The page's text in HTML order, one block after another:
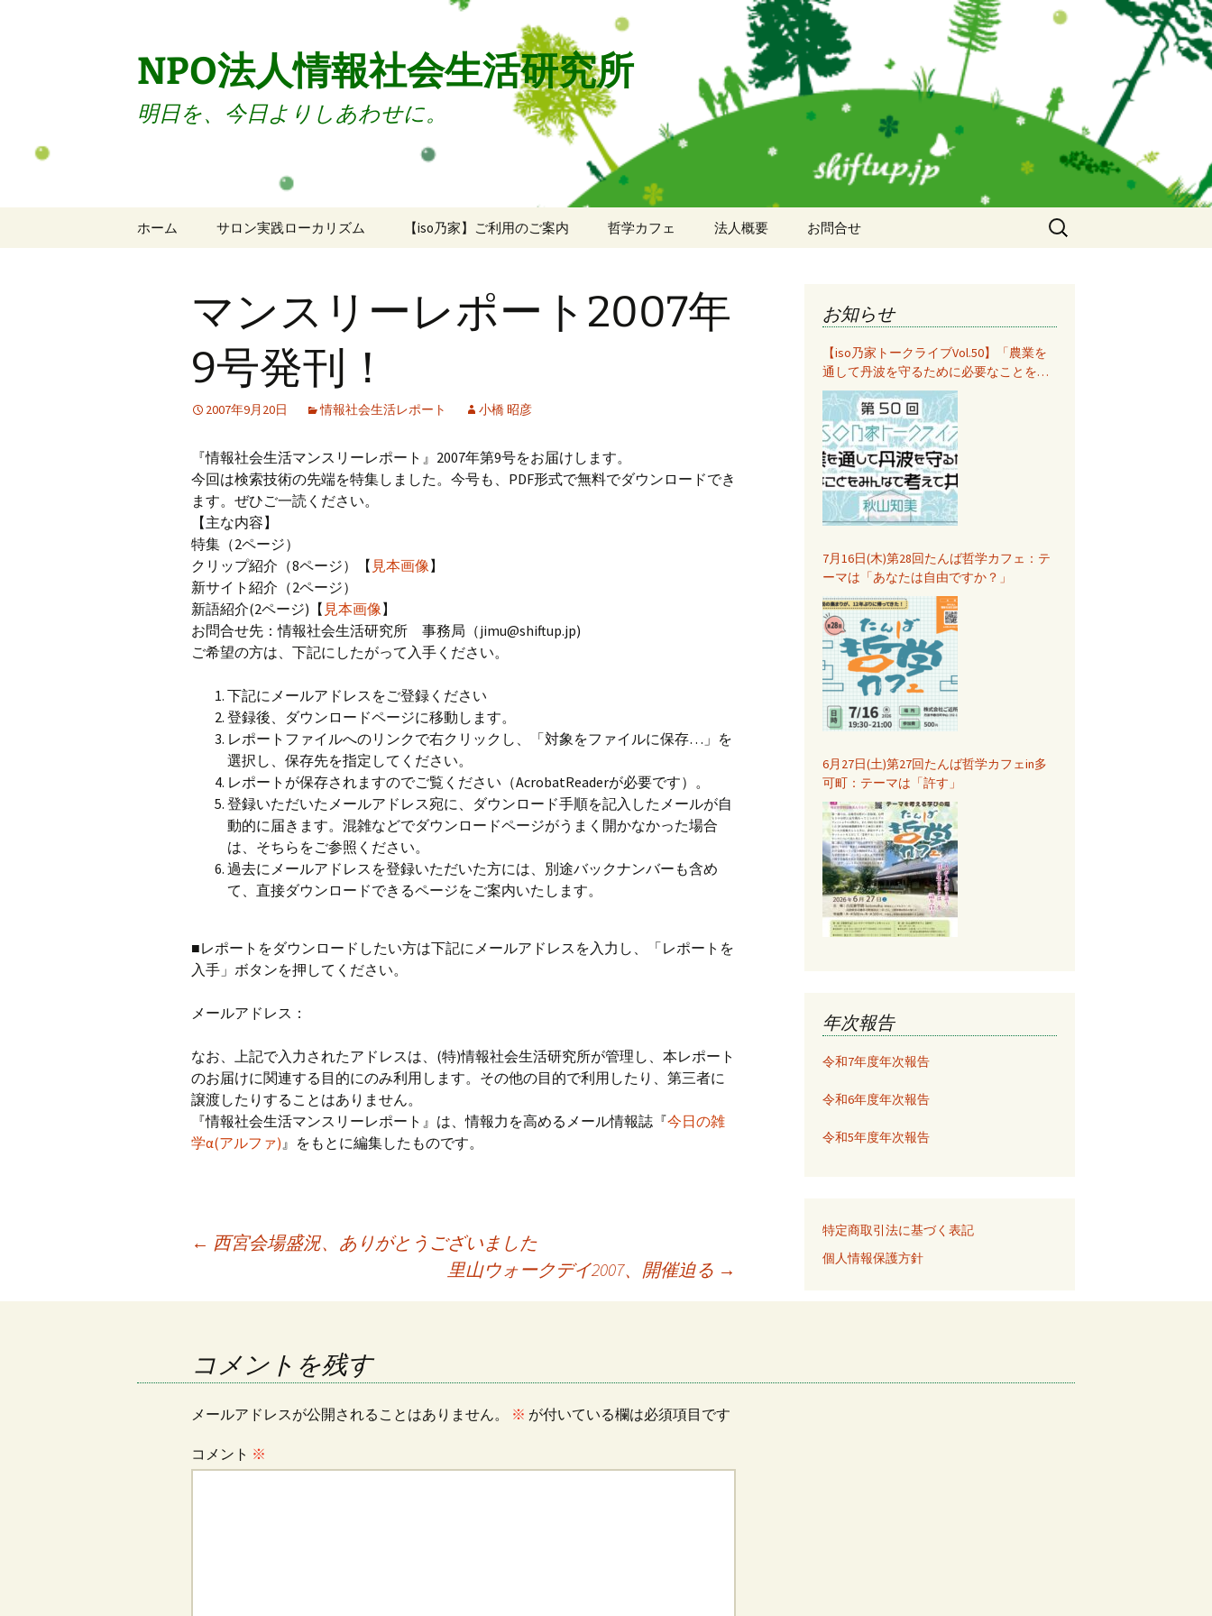
プ
NPO法人情報社会生活研究所
明日を、今日よりしあわせに。
ホーム サロン実践ローカリズム
サロン入会
サロン退会
会員向けセミナー
【iso乃家】ご利用のご案内
ドロップイン申込
込
哲学カフェ 法人概要
年次報告
お問合せ
検
索:
マンスリーレポート2007年
9号発刊！
2007年9月20日 情報社会生活レポート 小橋 昭彦
『情報社会生活マンスリーレポート』2007年第9号をお届けします。
今回は検索技術の先端を特集しました。今号も、PDF形式で無料でダウンロードでき
ます。ぜひご一読ください。
【主な内容】
特集（2ページ）
クリップ紹介（8ページ）【 見本画像】
新サイト紹介（2ページ）
新語紹介(2ページ)【 見本画像】
お問合せ先：情報社会生活研究所 事務局（jimu@shiftup.jp)
ご希望の方は、下記にしたがって入手ください。
下記にメールアドレスをご登録ください
登録後、ダウンロードページに移動します。
レポートファイルへのリンクで右クリックし、「対象をファイルに保存…」を
選択し、保存先を指定してください。
レポートが保存されますのでご覧ください（AcrobatReaderが必要です）。
登録いただいたメールアドレス宛に、ダウンロード手順を記入したメールが自
動的に届きます。混雑などでダウンロードページがうまく開かなかった場合
は、そちらをご参照ください。
過去にメールアドレスを登録いただいた方には、別途バックナンバーも含め
て、直接ダウンロードできるページをご案内いたします。
■レポートをダウンロードしたい方は下記にメールアドレスを入力し、「レポートを
入手」ボタンを押してください。
メールアドレス：
なお、上記で入力されたアドレスは、(特)情報社会生活研究所が管理し、本レポート
のお届けに関連する目的にのみ利用します。その他の目的で利用したり、第三者に
譲渡したりすることはありません。
『情報社会生活マンスリーレポート』は、情報力を高めるメール情報誌『今日の雑
学α(アルファ)』をもとに編集したものです。
稿
← 西宮会場盛況、ありがとうございました
里山ウォークデイ2007、開催迫る →
コメントを残す
メールアドレスが公開されることはありません。 ※ が付いている欄は必須項目です
コメント ※
お知らせ
【iso乃家トークライブVol.50】「農業を
通して丹波を守るために必要なことをみ
んなで考えて共有する」秋山知美
7月16日(木)第28回たんば哲学カフェ：テ
ーマは「あなたは自由ですか？」
6月27日(土)第27回たんば哲学カフェin多
可町：テーマは「許す」
年次報告
令和7年度年次報告
令和6年度年次報告
令和5年度年次報告
特定商取引法に基づく表記
個人情報保護方針